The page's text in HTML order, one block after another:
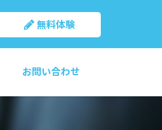
無料体験
お問い合わせ